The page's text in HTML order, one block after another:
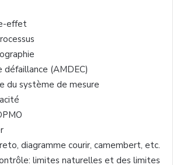
effet
défaillance (AMDEC)
du système de mesure
diagramme courir, camembert, etc.
: limites naturelles et des limites